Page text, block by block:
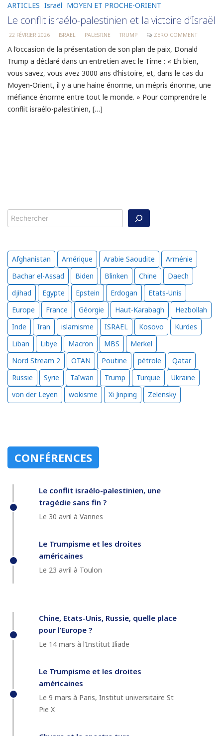
ARTICLES Israël MOYEN ET PROCHE-ORIENT
Le conflit israélo-palestinien et la victoire d’Israël
22 FÉVRIER 2026 ISRAEL PALESTINE TRUMP ZERO COMMENT
A l’occasion de la présentation de son plan de paix, Donald
Trump a déclaré dans un entretien avec le Time : « Eh bien,
vous savez, vous avez 3000 ans d’histoire, et, dans le cas du
Moyen-Orient, il y a une haine énorme, un mépris énorme, une
méfiance énorme entre tout le monde. » Pour comprendre le
conflit israélo-palestinien, […]
Rechercher
Afghanistan Amérique Arabie Saoudite
Arménie
Bachar el-Assad
Biden Blinken Chine
Daech
djihad
Egypte Epstein Erdogan
Etats-Unis
Europe
France Géorgie Haut-Karabagh
Hezbollah
Inde
Iran islamisme ISRAEL Kosovo
Kurdes
Liban
Libye Macron MBS
Merkel
Nord Stream 2
OTAN Poutine pétrole
Qatar
Russie
Syrie Taïwan Trump Turquie
Ukraine
von der Leyen
wokisme Xi Jinping Zelensky
CONFÉRENCES
Le conflit israélo-palestinien, une
tragédie sans fin ?
Le 30 avril à Vannes
Le Trumpisme et les droites
américaines
Le 23 avril à Toulon
Chine, Etats-Unis, Russie, quelle place
pour l’Europe ?
Le 14 mars à l’Institut Iliade
Le Trumpisme et les droites
américaines
Le 9 mars à Paris, Institut universitaire St
Pie X